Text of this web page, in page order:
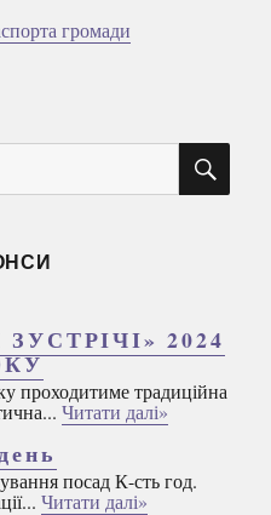
громади
2024
проходитиме традиційна
Читати далі»
посад К-сть год.
Читати далі»